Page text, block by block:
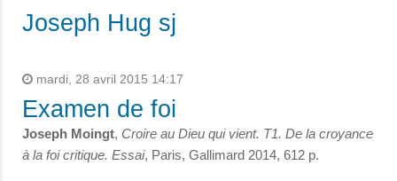
Joseph Hug sj
mardi, 28 avril 2015 14:17
Examen de foi
Joseph Moingt, Croire au Dieu qui vient. T1. De la croyance
à la foi critique. Essai, Paris, Gallimard 2014, 612 p.